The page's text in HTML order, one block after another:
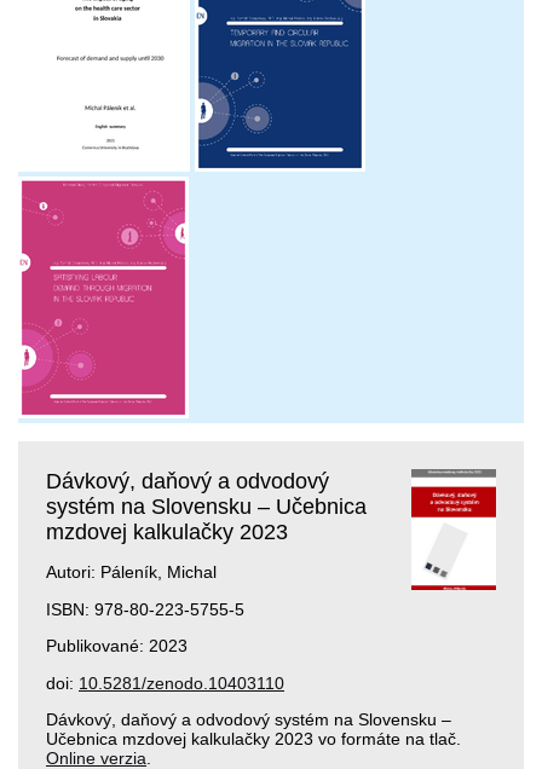
Dávkový, daňový a odvodový
systém na Slovensku – Učebnica
mzdovej kalkulačky 2023
Autori: Páleník, Michal
ISBN: 978-80-223-5755-5
Publikované: 2023
doi: 10.5281/zenodo.10403110
Dávkový, daňový a odvodový systém na Slovensku –
Učebnica mzdovej kalkulačky 2023 vo formáte na tlač.
Online verzia